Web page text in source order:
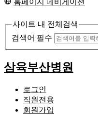
홈페이지 네비게이션
사이트 내 전체검색
검색어 필수
삼육부산병원
로그인
직원전용
회원가입